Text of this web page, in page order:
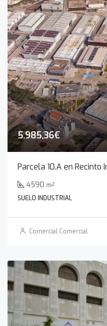
5.985,36€
4590 m²
SUELO INDUSTRIAL
Comercial Comercial